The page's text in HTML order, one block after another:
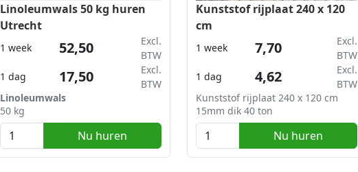
Linoleumwals 50 kg huren
Utrecht
1 dag 17,50
Excl.
BTW
1 week 52,50
Excl.
BTW
Linoleumwals
50 kg
Nu huren
Kunststof rijplaat 240 x 120
cm
1 dag 4,62
Excl.
BTW
1 week 7,70
Excl.
BTW
Kunststof rijplaat 240 x 120 cm
15mm dik 40 ton
Nu huren